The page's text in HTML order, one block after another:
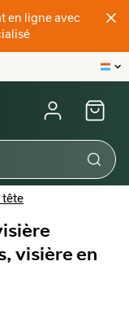
en ligne avec
tête
visière en